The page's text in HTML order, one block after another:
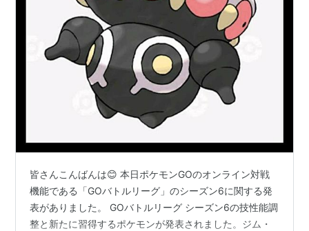
皆さんこんばんは😊 本日ポケモンGOのオンライン対戦
機能である「GOバトルリーグ」のシーズン6に関する発
表がありました。 GOバトルリーグ シーズン6の技性能調
整と新たに習得するポケモンが発表されました。ジム・